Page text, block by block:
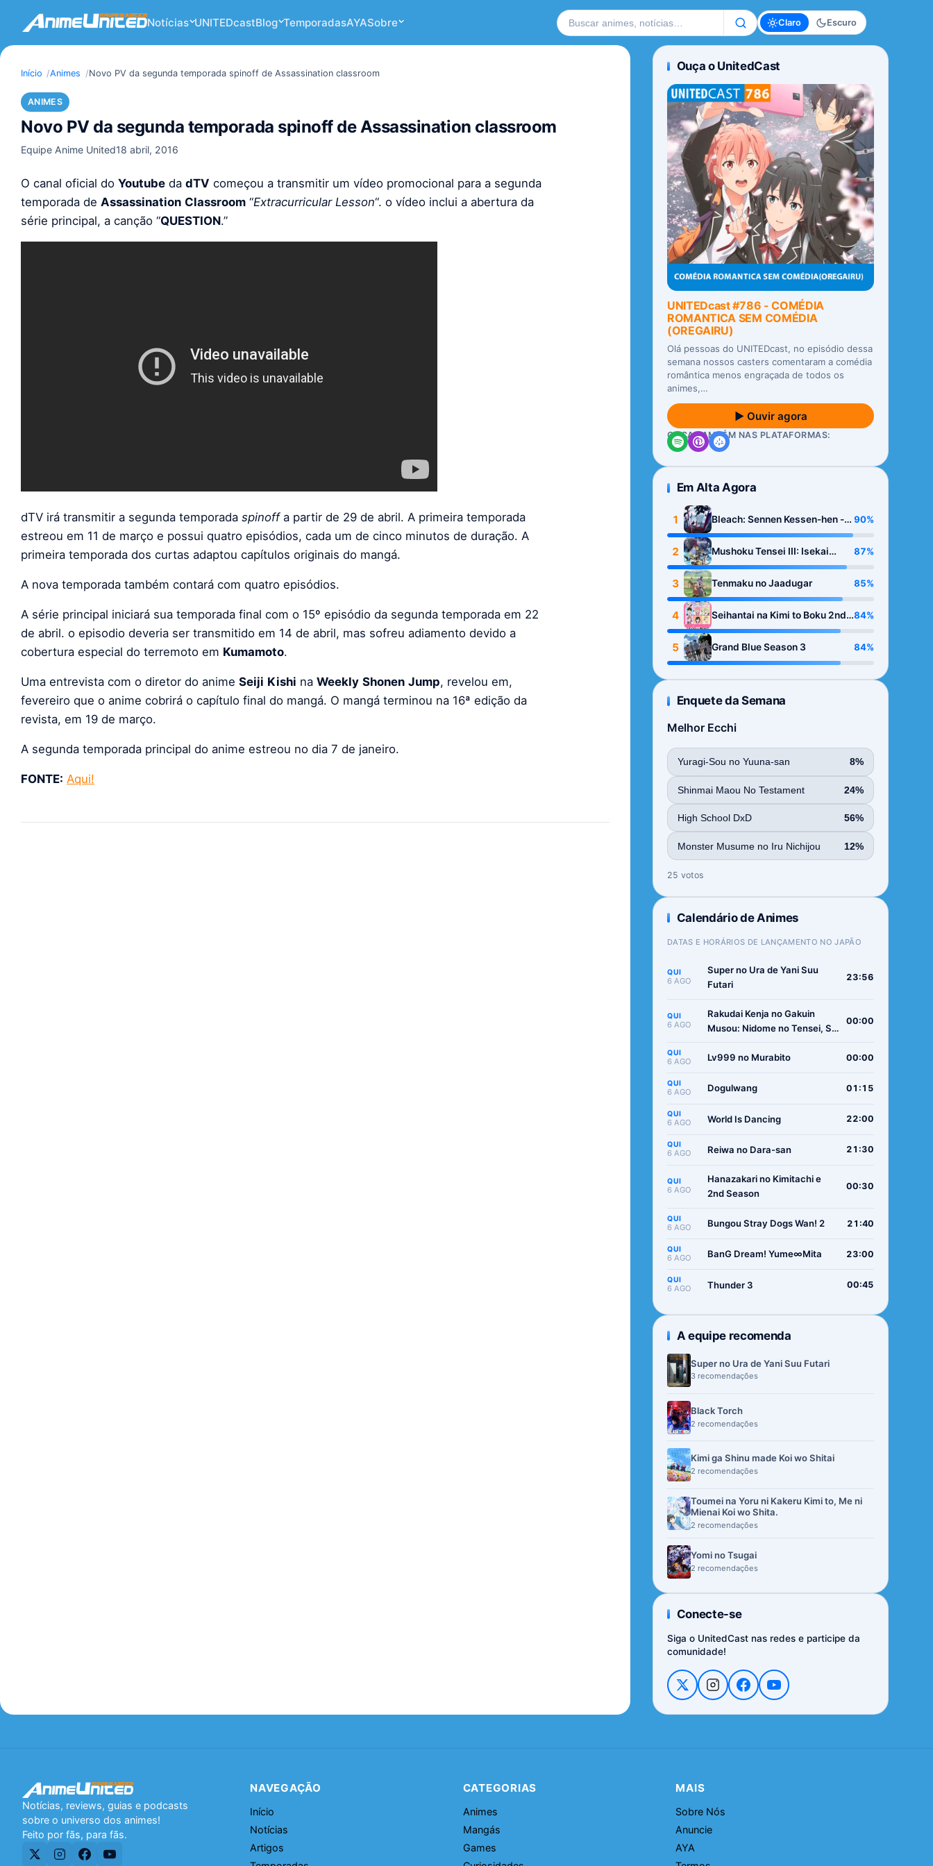
Notícias UNITEDcastBlog TemporadasAYASobre Buscar no site Claro Escuro
Início Animes Novo PV da segunda temporada spinoff de Assassination classroom
ANIMES
Novo PV da segunda temporada spinoff de Assassination classroom
Equipe Anime United18 abril, 2016
O canal oficial do Youtube da dTV começou a transmitir um vídeo promocional para a segunda
temporada de Assassination Classroom “Extracurricular Lesson“. o vídeo inclui a abertura da
série principal, a canção “QUESTION.”
dTV irá transmitir a segunda temporada spinoffa partir de 29 de abril. A primeira temporada
estreou em 11 de março e possui quatro episódios, cada um de cinco minutos de duração. A
primeira temporada dos curtas adaptou capítulos originais do mangá.
A nova temporada também contará com quatro episódios.
A série principal iniciará sua temporada final com o 15º episódio da segunda temporada em 22
de abril. o episodio deveria ser transmitido em 14 de abril, mas sofreu adiamento devido a
cobertura especial do terremoto em Kumamoto.
Uma entrevista com o diretor do anime Seiji Kishi na Weekly Shonen Jump, revelou em,
fevereiro que o anime cobrirá o capítulo final do mangá. O mangá terminou na 16ª edição da
revista, em 19 de março.
A segunda temporada principal do anime estreou no dia 7 de janeiro.
FONTE: Aqui!
Ouça o UnitedCast
UNITEDcast #786 - COMÉDIA
ROMANTICA SEM COMÉDIA
(OREGAIRU)
Olá pessoas do UNITEDcast, no episódio dessa
semana nossos casters comentaram a comédia
romântica menos engraçada de todos os
animes,…
▶ Ouvir agora
OUÇA TAMBÉM NAS PLATAFORMAS:
Em Alta Agora
1
Bleach: Sennen Kessen-hen -
Kashin-tan
90%
2
Mushoku Tensei III: Isekai
Ittara Honki Dasu
87%
3 Tenmaku no Jaadugar 85%
4
Seihantai na Kimi to Boku 2nd
Season
84%
5 Grand Blue Season 3 84%
Enquete da Semana
Melhor Ecchi
Yuragi-Sou no Yuuna-san 8%
Shinmai Maou No Testament 24%
High School DxD 56%
Monster Musume no Iru Nichijou 12%
25 votos
Calendário de Animes
DATAS E HORÁRIOS DE LANÇAMENTO NO JAPÃO
QUI
6 AGO
Super no Ura de Yani Suu
Futari
23:56
QUI
6 AGO
Rakudai Kenja no Gakuin
Musou: Nidome no Tensei, S-
Boukenroku
00:00
QUI
6 AGO Lv999 no Murabito 00:00
QUI
6 AGO Dogulwang 01:15
QUI
6 AGO World Is Dancing 22:00
QUI
6 AGO Reiwa no Dara-san 21:30
QUI
6 AGO
Hanazakari no Kimitachi e
2nd Season
00:30
QUI
6 AGO Bungou Stray Dogs Wan! 2 21:40
QUI
6 AGO BanG Dream! Yume∞Mita 23:00
QUI
6 AGO Thunder 3 00:45
A equipe recomenda
Super no Ura de Yani Suu Futari
3 recomendações
Black Torch
2 recomendações
Kimi ga Shinu made Koi wo Shitai
2 recomendações
Toumei na Yoru ni Kakeru Kimi to, Me ni
Mienai Koi wo Shita.
2 recomendações
Yomi no Tsugai
2 recomendações
Conecte-se
Siga o UnitedCast nas redes e participe da
comunidade!
Notícias, reviews, guias e podcasts
sobre o universo dos animes!
Feito por fãs, para fãs.
NAVEGAÇÃO
Início
Notícias
Artigos
CATEGORIAS
Animes
Mangás
Games
MAIS
Sobre Nós
Anuncie
AYA